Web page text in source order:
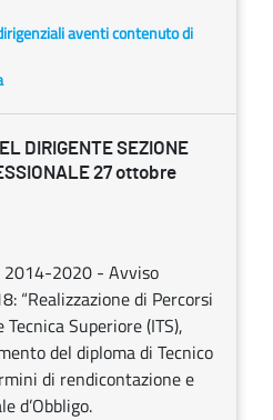
aventi contenuto di
DIRIGENTE SEZIONE
27 ottobre
2014-2020 - Avviso
“Realizzazione di Percorsi
Superiore (ITS),
del diploma di Tecnico
di rendicontazione e
d’Obbligo.